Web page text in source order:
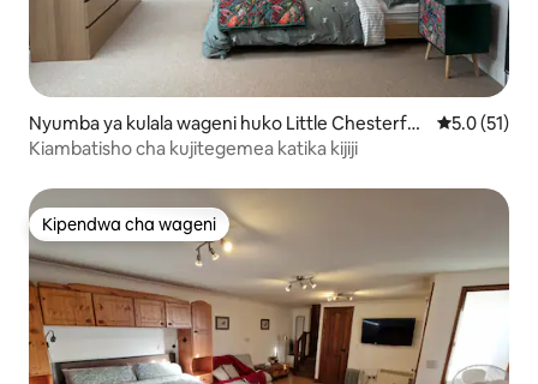
Nyumba ya kulala wageni huko Little Chesterfor
d
Ukadiriaji
5.0 (51)
Kiambatisho cha kujitegemea katika kijiji
Kipendwa cha wageni
Kipendwa cha wageni